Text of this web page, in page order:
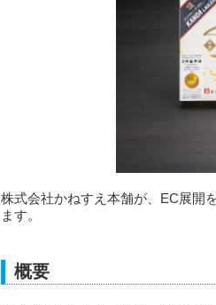
株式会社かねすえ本舗が、EC展開
ます。
概要